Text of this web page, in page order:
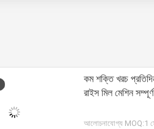
কম শক্তি খরচ
রাইস মিল মেশিন
আলোচনাযোগ্য MOQ:1